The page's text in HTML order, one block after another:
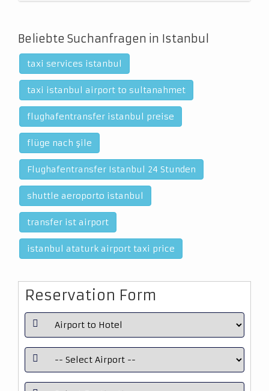
Beliebte Suchanfragen in Istanbul
taxi services istanbul
taxi istanbul airport to sultanahmet
flughafentransfer istanbul preise
flüge nach şile
Flughafentransfer Istanbul 24 Stunden
shuttle aeroporto istanbul
transfer ist airport
istanbul ataturk airport taxi price
Reservation Form